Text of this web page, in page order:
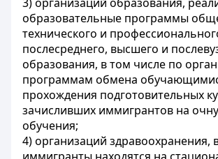
образовательные программы
технического и
послесреднего, высшего и
образования, в том числе по
программам обмена
прохождения подготовительных
зачисливших иммигрантов на
обучения;
4) организаций здравоохранения,